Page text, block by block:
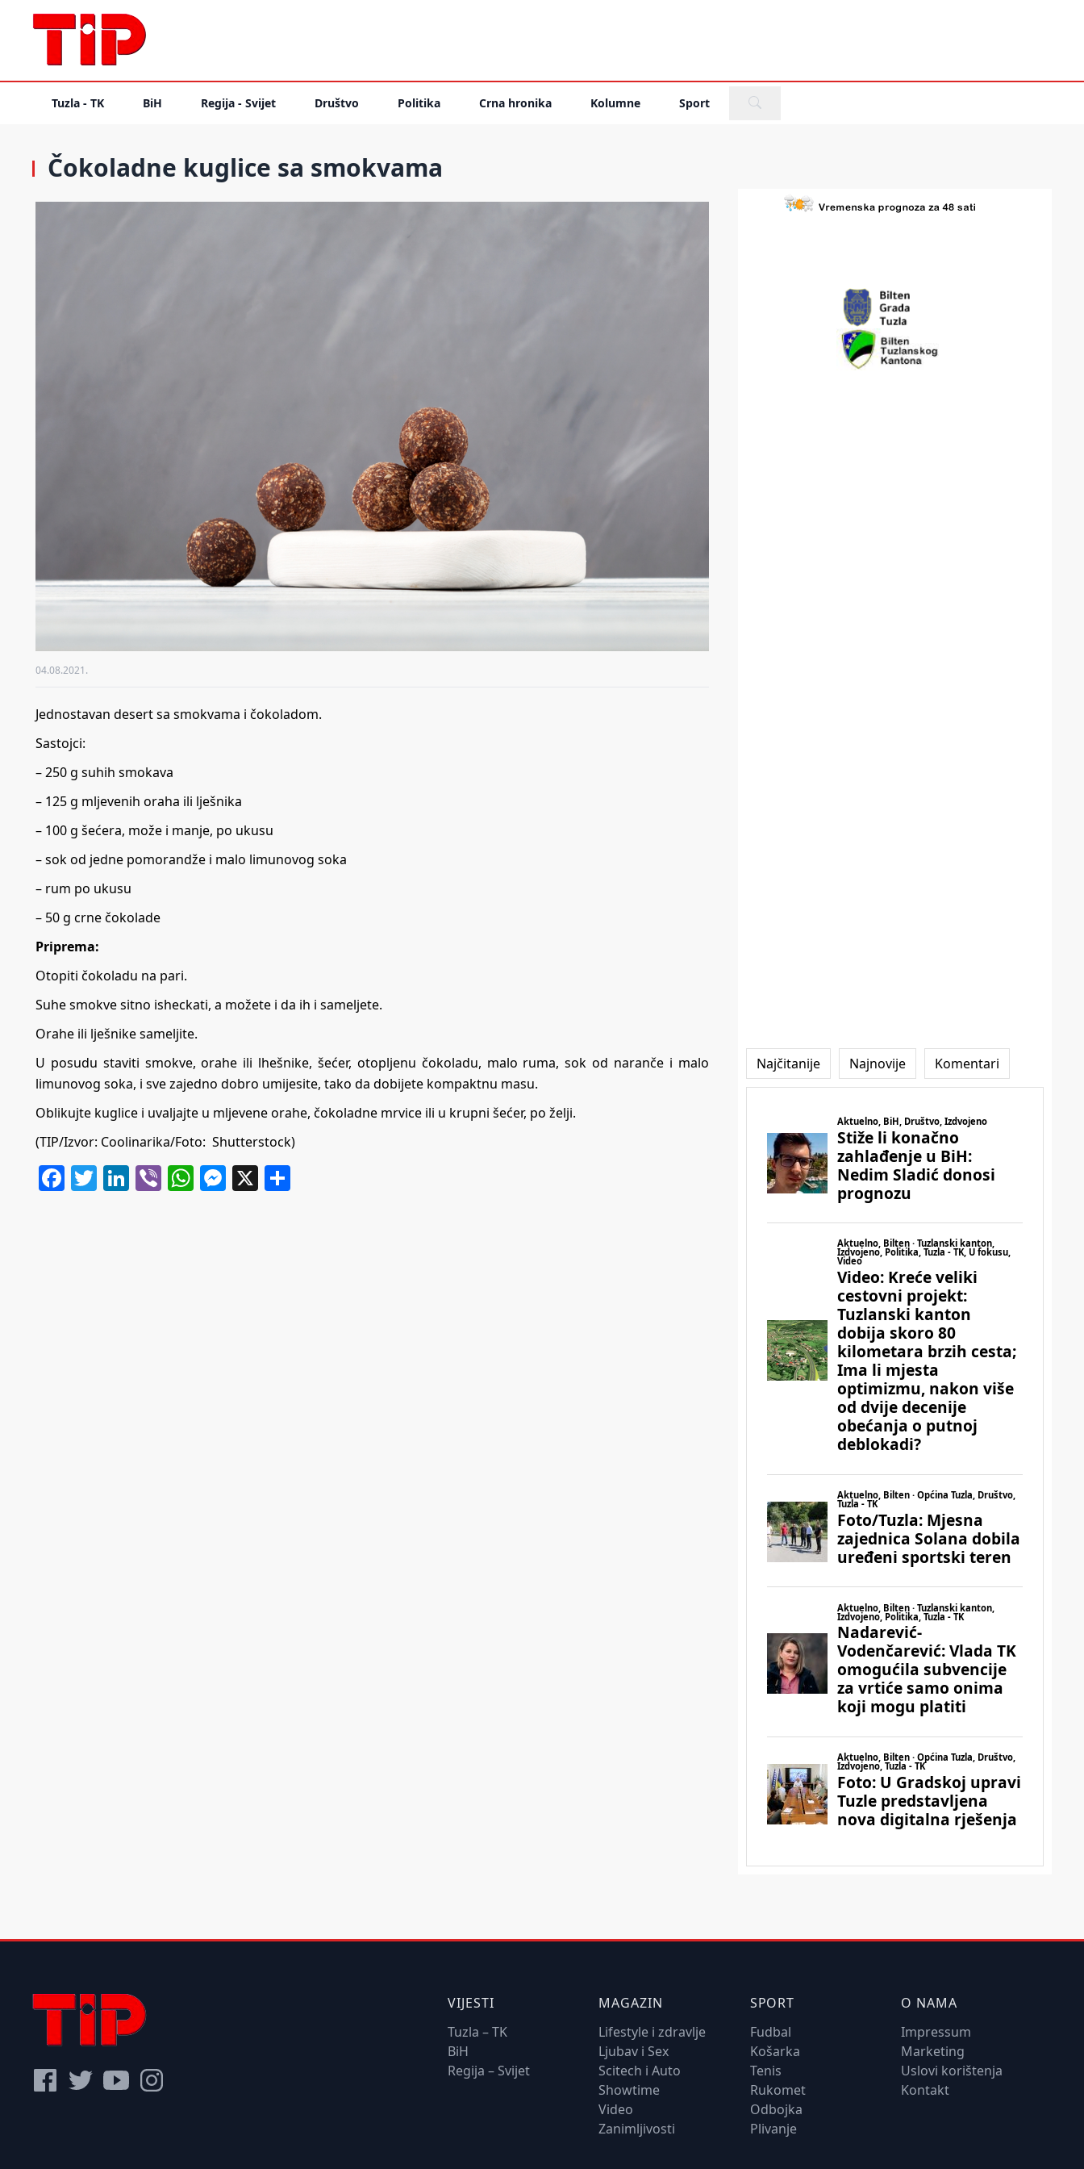
Tuzla - TK BiH Regija - Svijet Društvo Politika Crna hronika Kolumne Sport
Čokoladne kuglice sa smokvama
04.08.2021.
Jednostavan desert sa smokvama i čokoladom.
Sastojci:
– 250 g suhih smokava
– 125 g mljevenih oraha ili lješnika
– 100 g šećera, može i manje, po ukusu
– sok od jedne pomorandže i malo limunovog soka
– rum po ukusu
– 50 g crne čokolade
Priprema:
Otopiti čokoladu na pari.
Suhe smokve sitno isheckati, a možete i da ih i sameljete.
Orahe ili lješnike sameljite.
U posudu staviti smokve, orahe ili lhešnike, šećer, otopljenu čokoladu, malo ruma, sok od naranče i malo
limunovog soka, i sve zajedno dobro umijesite, tako da dobijete kompaktnu masu.
Oblikujte kuglice i uvaljajte u mljevene orahe, čokoladne mrvice ili u krupni šećer, po želji.
(TIP/Izvor: Coolinarika/Foto: Shutterstock)
Facebook
Twitter
LinkedIn
ViberWhatsApp
Messenger
X
Najčitanije Najnovije Komentari
VIJESTI
Tuzla – TK
BiH
Regija – Svijet
MAGAZIN
Lifestyle i zdravlje
Ljubav i Sex
Scitech i Auto
Showtime
Video
Zanimljivosti
SPORT
Fudbal
Košarka
Tenis
Rukomet
Odbojka
Plivanje
O NAMA
Impressum
Marketing
Uslovi korištenja
Kontakt